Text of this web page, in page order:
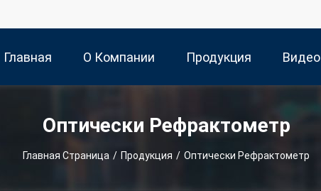
Главная
Страница
О Компании Продукция Видео
Оптически Рефрактометр
Главная Страница / Продукция / Оптически Рефрактометр